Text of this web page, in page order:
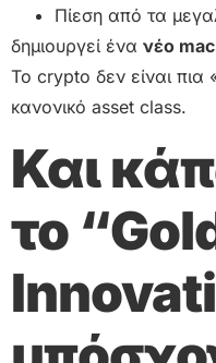
Πίεση από τα
δημιουργεί ένα νέο
Το crypto δεν είναι πια
κανονικό asset class.
Και
το